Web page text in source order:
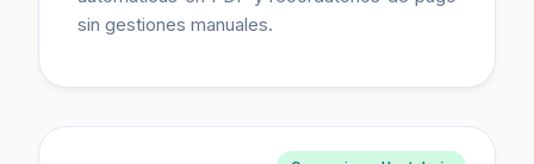
sin gestiones manuales.